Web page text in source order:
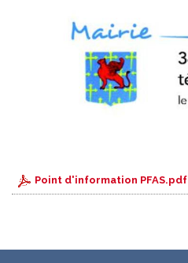
Point d'information PFAS.pdf